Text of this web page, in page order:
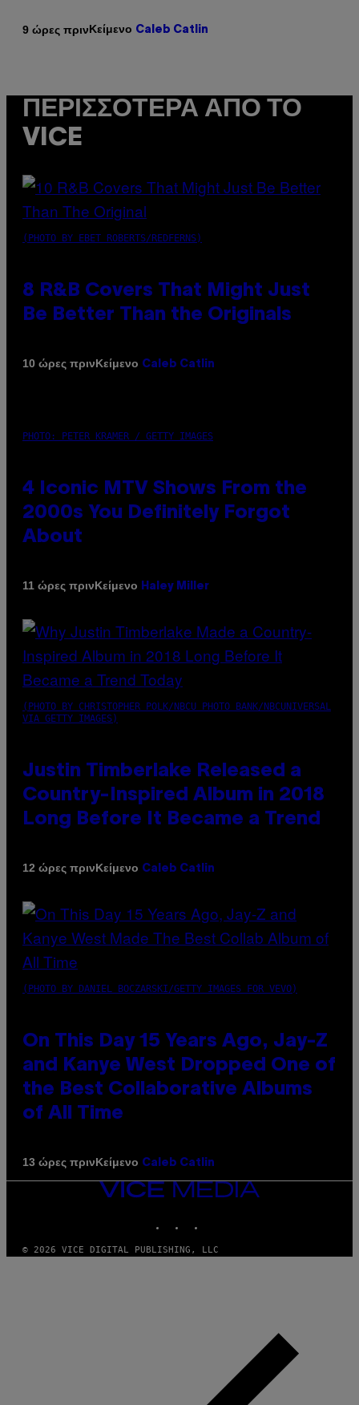
9 ώρες πρινΚείμενο Caleb Catlin
ΠΕΡΙΣΣΌΤΕΡΑ ΑΠΌ ΤΟ
VICE
(PHOTO BY EBET ROBERTS/REDFERNS)
8 R&B Covers That Might Just
Be Better Than the Originals
10 ώρες πρινΚείμενο Caleb Catlin
PHOTO: PETER KRAMER / GETTY IMAGES
4 Iconic MTV Shows From the
2000s You Definitely Forgot
About
11 ώρες πρινΚείμενο Haley Miller
(PHOTO BY CHRISTOPHER POLK/NBCU PHOTO BANK/NBCUNIVERSAL
VIA GETTY IMAGES)
Justin Timberlake Released a
Country-Inspired Album in 2018
Long Before It Became a Trend
12 ώρες πρινΚείμενο Caleb Catlin
(PHOTO BY DANIEL BOCZARSKI/GETTY IMAGES FOR VEVO)
On This Day 15 Years Ago, Jay-Z
and Kanye West Dropped One of
the Best Collaborative Albums
of All Time
13 ώρες πρινΚείμενο Caleb Catlin
VICE
MEDIA
© 2026 VICE DIGITAL PUBLISHING, LLC